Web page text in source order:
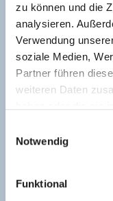
zu können und die
analysieren.
Verwendung
soziale Medien,
Partner führen
weiteren Daten
Rohr 23// A-6280
Notwendig
Funktional